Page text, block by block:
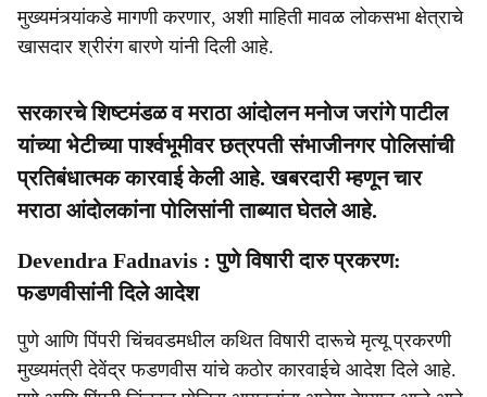
मुख्यमंत्र्यांकडे मागणी करणार, अशी माहिती मावळ लोकसभा क्षेत्राचे
खासदार श्रीरंग बारणे यांनी दिली आहे.
सरकारचे शिष्टमंडळ व मराठा आंदोलन मनोज जरांगे पाटील
यांच्या भेटीच्या पार्श्वभूमीवर छत्रपती संभाजीनगर पोलिसांची
प्रतिबंधात्मक कारवाई केली आहे. खबरदारी म्हणून चार
मराठा आंदोलकांना पोलिसांनी ताब्यात घेतले आहे.
Devendra Fadnavis : पुणे विषारी दारु प्रकरण:
फडणवीसांनी दिले आदेश
पुणे आणि पिंपरी चिंचवडमधील कथित विषारी दारूचे मृत्यू प्रकरणी
मुख्यमंत्री देवेंद्र फडणवीस यांचे कठोर कारवाईचे आदेश दिले आहे.